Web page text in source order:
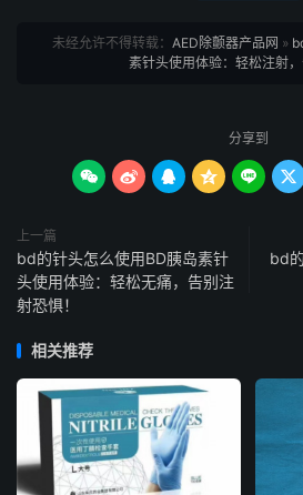
未经允许不得转载： AED除颤器产品网 »
素针头使用体验：轻松注射，
分享到
     
上一篇
bd的针头怎么使用BD胰岛素针
头使用体验：轻松无痛，告别注
射恐惧！
bd
相关推荐